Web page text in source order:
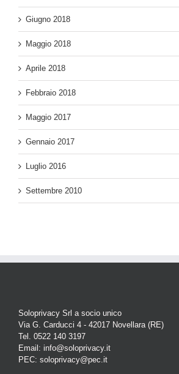
Giugno 2018
Maggio 2018
Aprile 2018
Febbraio 2018
Maggio 2017
Gennaio 2017
Luglio 2016
Settembre 2010
Soloprivacy Srl a socio unico
Via G. Carducci 4 - 42017 Novellara (RE)
Tel. 0522 140 3197
Email: info@soloprivacy.it
PEC: soloprivacy@pec.it